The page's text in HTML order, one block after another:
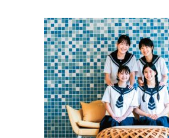
私学探検隊
帰国生受験情報
説明会・イベント情報
よみもの